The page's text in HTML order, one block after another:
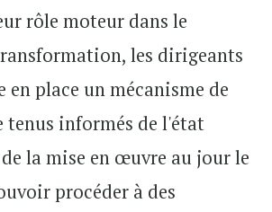
rôle moteur dans le
les dirigeants
place un mécanisme de
tenus informés de l'état
la mise en œuvre au jour le
procéder à des